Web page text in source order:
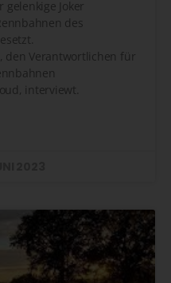
Joker
des
den Verantwortlichen für
interviewt.